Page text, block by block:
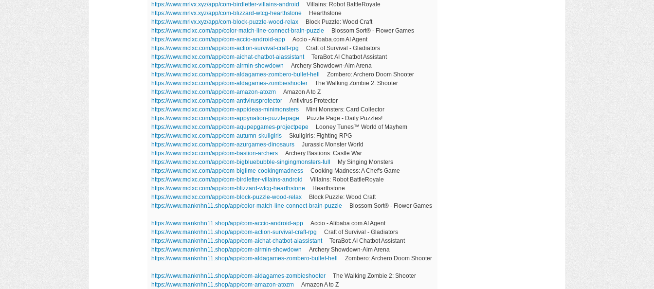
https://www.mrlvx.xyz/app/com-birdletter-villains-android
Villains: Robot BattleRoyale
https://www.mrlvx.xyz/app/com-blizzard-wtcg-hearthstone Hearthstone
https://www.mrlvx.xyz/app/com-block-puzzle-wood-relax Block Puzzle: Wood Craft
https://www.mclxc.com/app/color-match-line-connect-brain-puzzle Blossom Sort® - Flower Games
https://www.mclxc.com/app/com-accio-android-app Accio - Alibaba.com AI Agent
https://www.mclxc.com/app/com-action-survival-craft-rpg Craft of Survival - Gladiators
https://www.mclxc.com/app/com-aichat-chatbot-aiassistantTeraBot: AI Chatbot Assistant
https://www.mclxc.com/app/com-airmin-showdown Archery Showdown-Aim Arena
https://www.mclxc.com/app/com-aldagames-zombero-bullet-hell
Zombero: Archero Doom Shooter
https://www.mclxc.com/app/com-aldagames-zombieshooter The Walking Zombie 2: Shooter
https://www.mclxc.com/app/com-amazon-atozm Amazon A to Z
https://www.mclxc.com/app/com-antivirusprotector Antivirus Protector
https://www.mclxc.com/app/com-appideas-minimonsters Mini Monsters: Card Collector
https://www.mclxc.com/app/com-appynation-puzzlepage Puzzle Page - Daily Puzzles!
https://www.mclxc.com/app/com-aqupepgames-projectpepe Looney Tunes™ World of Mayhem
https://www.mclxc.com/app/com-autumn-skullgirls Skullgirls: Fighting RPG
https://www.mclxc.com/app/com-azurgames-dinosaurs Jurassic Monster World
https://www.mclxc.com/app/com-bastion-archers Archery Bastions: Castle War
https://www.mclxc.com/app/com-bigbluebubble-singingmonsters-full
My Singing Monsters
https://www.mclxc.com/app/com-biglime-cookingmadness Cooking Madness: A Chef's Game
https://www.mclxc.com/app/com-birdletter-villains-android
Villains: Robot BattleRoyale
https://www.mclxc.com/app/com-blizzard-wtcg-hearthstone Hearthstone
https://www.mclxc.com/app/com-block-puzzle-wood-relax Block Puzzle: Wood Craft
https://www.manknhn11.shop/app/color-match-line-connect-brain-puzzle Blossom Sort® - Flower Games
https://www.manknhn11.shop/app/com-accio-android-app Accio - Alibaba.com AI Agent
https://www.manknhn11.shop/app/com-action-survival-craft-rpg Craft of Survival - Gladiators
https://www.manknhn11.shop/app/com-aichat-chatbot-aiassistantTeraBot: AI Chatbot Assistant
https://www.manknhn11.shop/app/com-airmin-showdown Archery Showdown-Aim Arena
https://www.manknhn11.shop/app/com-aldagames-zombero-bullet-hell
Zombero: Archero Doom Shooter
https://www.manknhn11.shop/app/com-aldagames-zombieshooter The Walking Zombie 2: Shooter
https://www.manknhn11.shop/app/com-amazon-atozm Amazon A to Z